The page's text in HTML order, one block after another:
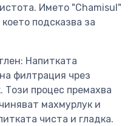
Името "Chamisul"
което подсказва за
Напитката
филтрация чрез
Този процес премахва
махмурлук и
чиста и гладка.